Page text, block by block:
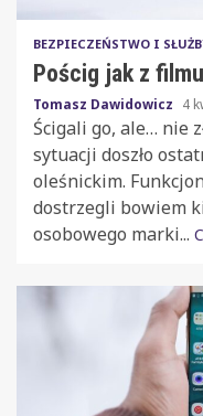
BEZPIECZEŃSTWO I
Pościg jak z
Tomasz Dawidowicz 4
Ścigali go, ale… nie
sytuacji doszło
oleśnickim.
dostrzegli bowiem
osobowego marki...